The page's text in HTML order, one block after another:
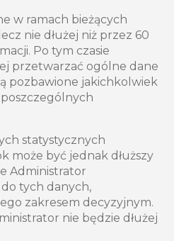
w ramach bieżących
nie dłużej niż przez 60
Po tym czasie
przetwarzać ogólne dane
pozbawione jakichkolwiek
statystycznych
może być jednak dłuższy
Administrator
tych danych,
zakresem decyzyjnym.
nie będzie dłużej